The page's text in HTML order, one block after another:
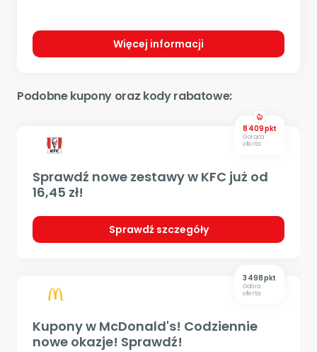
Więcej informacji
Podobne kupony oraz kody rabatowe:
local_fire_department
8 409 pkt
Gorąca
oferta
Sprawdź nowe zestawy w KFC już od
16,45 zł!
Sprawdź szczegóły
3 498 pkt
Dobra
oferta
Kupony w McDonald's! Codziennie
nowe okazje! Sprawdź!